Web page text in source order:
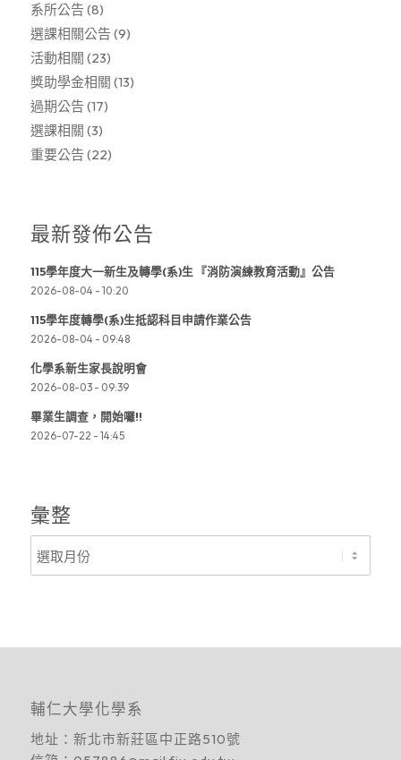
系所公告 (8)
選課相關公告 (9)
活動相關 (23)
獎助學金相關 (13)
過期公告 (17)
選課相關 (3)
重要公告 (22)
最新發佈公告
115學年度大一新生及轉學(系)生 『消防演練教育活動』公告
2026-08-04 - 10:20
115學年度轉學(系)生抵認科目申請作業公告
2026-08-04 - 09:48
化學系新生家長說明會
2026-08-03 - 09:39
畢業生調查，開始囉!!
2026-07-22 - 14:45
彙整
輔仁大學化學系
地址： 新北市新莊區中正路510號